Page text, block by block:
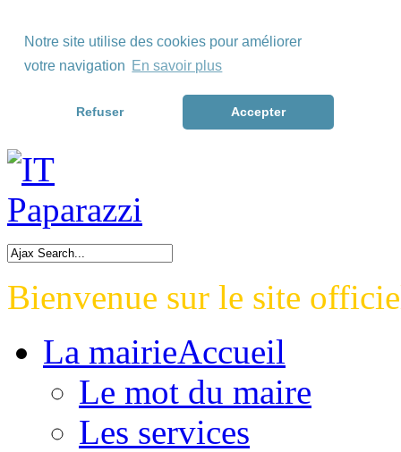
Notre site utilise des cookies pour améliorer
votre navigation En savoir plus
Refuser Accepter
Skip to Menu
Skip to Content
Skip to Footer>
Bienvenue sur le site
La mairieAccueil
Le mot du maire
Les services